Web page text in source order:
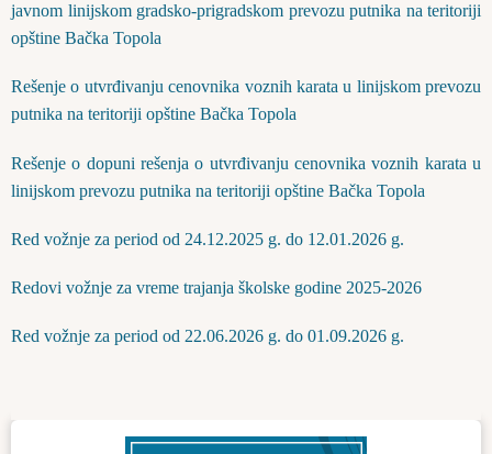
javnom linijskom gradsko-prigradskom prevozu putnika na teritoriji
opštine Bačka Topola
Rešenje o utvrđivanju cenovnika voznih karata u linijskom prevozu
putnika na teritoriji opštine Bačka Topola
Rešenje o dopuni rešenja o utvrđivanju cenovnika voznih karata u
linijskom prevozu putnika na teritoriji opštine Bačka Topola
Red vožnje za period od 24.12.2025 g. do 12.01.2026 g.
Redovi vožnje za vreme trajanja školske godine 2025-2026
Red vоžnje za period od 22.06.2026 g. do 01.09.2026 g.